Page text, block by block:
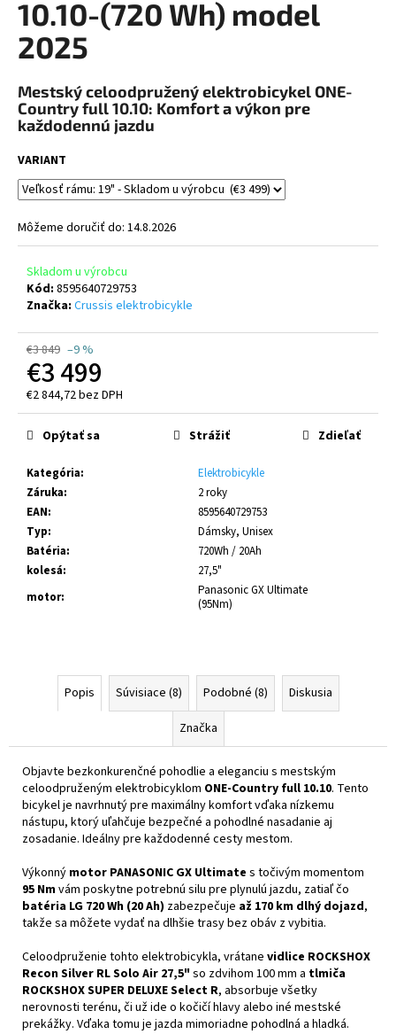
10.10-(720 Wh) model
2025
Mestský celoodpružený elektrobicykel ONE-
Country full 10.10: Komfort a výkon pre
každodennú jazdu
VARIANT
Môžeme doručiť do: 14.8.2026
Skladom u výrobcu
Kód: 8595640729753
Značka: Crussis elektrobicykle
€3 849 –9 %
€3 499
€2 844,72 bez DPH
Jednotková
cena:
Kategória:
Elektrobicykle
Záruka:
2 roky
EAN:
8595640729753
Typ:
Dámsky, Unisex
Batéria:
720Wh / 20Ah
kolesá:
27,5"
motor:
Panasonic GX Ultimate
(95Nm)
Opýtať sa Strážiť Zdieľať
Popis Súvisiace (8) Podobné (8)
Diskusia
Značka
Objavte bezkonkurenčné pohodlie a eleganciu s mestským
celoodpruženým elektrobicyklom ONE-Country full 10.10. Tento
bicykel je navrhnutý pre maximálny komfort vďaka nízkemu
nástupu, ktorý uľahčuje bezpečné a pohodlné nasadanie aj
zosadanie. Ideálny pre každodenné cesty mestom.
Výkonný motor PANASONIC GX Ultimate s točivým momentom
95 Nmvám poskytne potrebnú silu pre plynulú jazdu, zatiaľ čo
batéria LG 720 Wh (20 Ah) zabezpečuje až 170 km dlhý dojazd,
takže sa môžete vydať na dlhšie trasy bez obáv z vybitia.
Celoodpruženie tohto elektrobicykla, vrátane vidlice ROCKSHOX
Recon Silver RL Solo Air 27,5"so zdvihom 100 mm a tlmiča
ROCKSHOX SUPER DELUXE Select R, absorbuje všetky
nerovnosti terénu, či už ide o kočičí hlavy alebo iné mestské
prekážky. Vďaka tomu je jazda mimoriadne pohodlná a hladká.
á
j
ť
?
HĽADAŤ
O
d
o
ú
a
m
COAST
VYBE
LIGHT
7-
GANG
DUSTY